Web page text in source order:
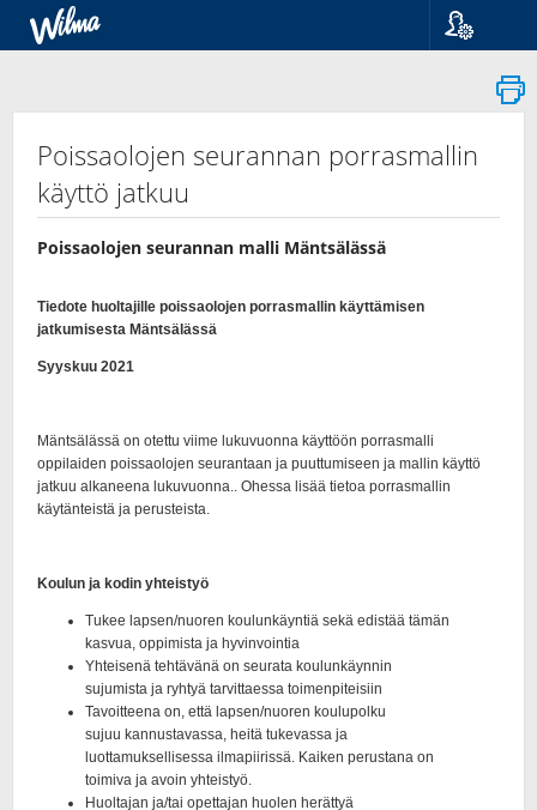
Suomi
Svenska
Poissaolojen seurannan porrasmallin
käyttö jatkuu
Poissaolojen seurannan malli Mäntsälässä